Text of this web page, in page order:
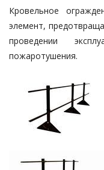
Кровельное
элемент,
проведении
пожаротушения.